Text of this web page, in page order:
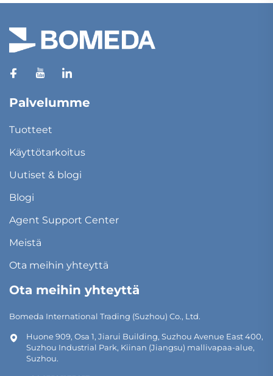
Palvelumme
Tuotteet
Käyttötarkoitus
Uutiset & blogi
Blogi
Agent Support Center
Meistä
Ota meihin yhteyttä
Ota meihin yhteyttä
Bomeda International Trading (Suzhou) Co., Ltd.
Huone 909, Osa 1, Jiarui Building, Suzhou Avenue East 400,
Suzhou Industrial Park, Kiinan (Jiangsu) mallivapaa-alue,
Suzhou.